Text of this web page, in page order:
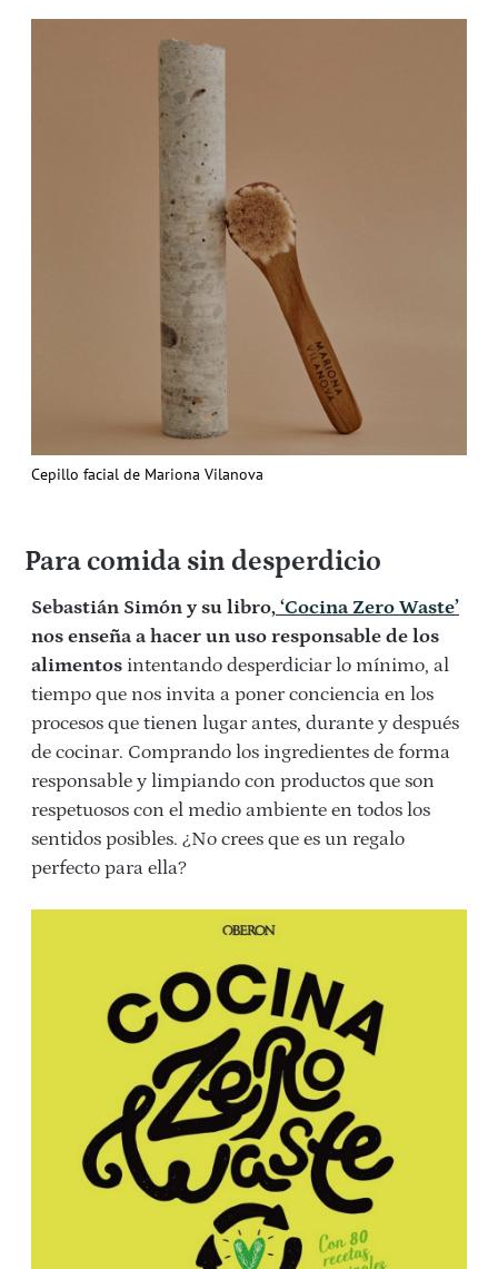
Cepillo facial de Mariona Vilanova
Para comida sin desperdicio
Sebastián Simón y su libro, ‘Cocina Zero Waste’
nos enseña a hacer un uso responsable de los
alimentos intentando desperdiciar lo mínimo, al
tiempo que nos invita a poner conciencia en los
procesos que tienen lugar antes, durante y después
de cocinar. Comprando los ingredientes de forma
responsable y limpiando con productos que son
respetuosos con el medio ambiente en todos los
sentidos posibles. ¿No crees que es un regalo
perfecto para ella?